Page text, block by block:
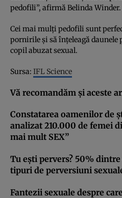
pedofili”, afirmă Belinda Winder.
Cei mai mulţi pedofili sunt
pornirile şi să înţeleagă daunele
copil abuzat sexual.
Sursa: IFL Science
Vă recomandăm şi aceste
Constatarea oamenilor de
analizat 210.000 de femei
mai mult SEX”
Tu eşti pervers? 50%
tipuri de perversiuni
Fantezii sexuale despre